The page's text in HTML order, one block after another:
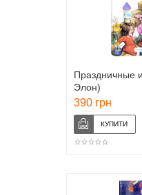
Праздничные
Элон)
390 грн